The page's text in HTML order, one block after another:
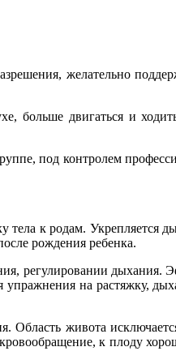
желательно
больше двигаться и
под контролем
к родам. Укрепляется
рождения ребенка.
регулировании дыхания.
на растяжку,
Область живота
к плоду